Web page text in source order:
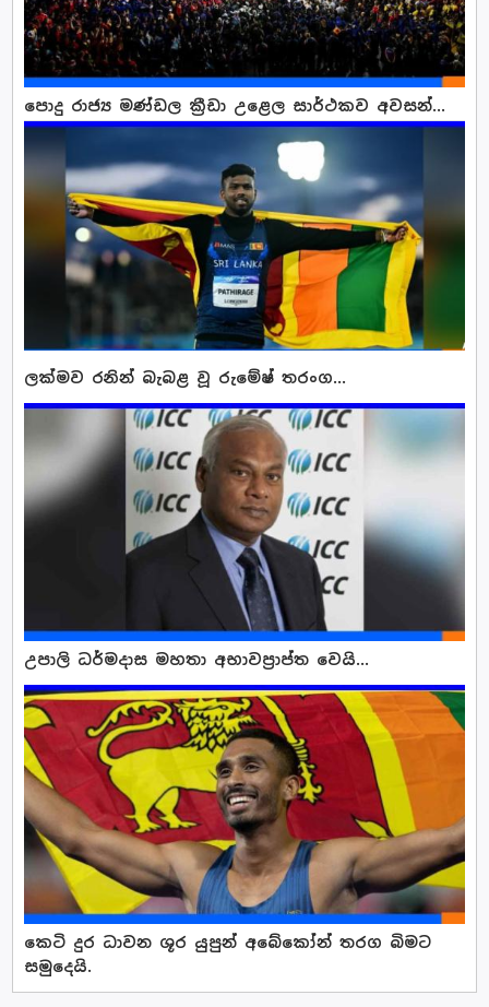
පොදු රාජ්‍ය මණ්ඩල ක්‍රීඩා උළෙල සාර්ථකව අවසන්...
ලක්මව රනින් බැබළ වූ රුමේෂ් තරංග...
උපාලි ධර්මදාස මහතා අභාවප්‍රාප්ත වෙයි...
කෙටි දුර ධාවන ශූර යුපුන් අබේකෝන් තරග බිමට
සමුදෙයි.